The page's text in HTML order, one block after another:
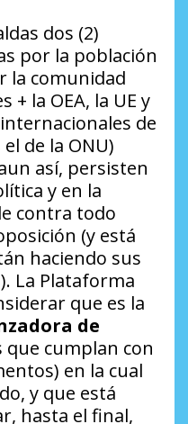
dos (2)
por la población
la comunidad
+ la OEA, la UE y
de
de la ONU)
así, persisten
y en la
contra todo
(y está
haciendo sus
La Plataforma
que es la
de
que cumplan con
en la cual
y que está
hasta el final,